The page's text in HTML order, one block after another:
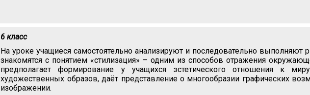
6 класс
На уроке учащиеся самостоятельно анализируют и последовательно выполняют
знакомятся с понятием «стилизация» – одним из способов отражения
предполагает формирование у учащихся эстетического отношения к
художественных образов, даёт представление о многообразии графических
изображении.